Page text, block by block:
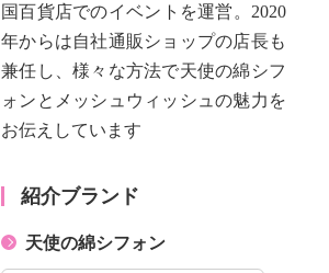
国百貨店でのイベントを運営。2020
年からは自社通販ショップの店長も
兼任し、様々な方法で天使の綿シフ
ォンとメッシュウィッシュの魅力を
お伝えしています
紹介ブランド
天使の綿シフォン